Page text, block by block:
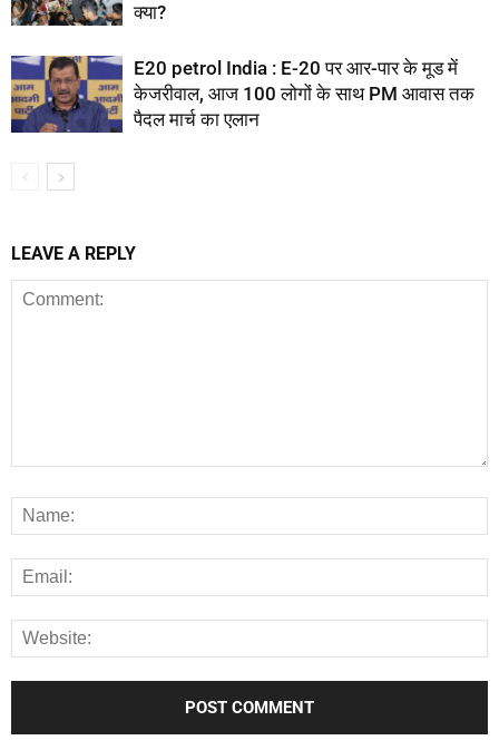
क्या?
E20 petrol India : E-20 पर आर-पार के मूड में
केजरीवाल, आज 100 लोगों के साथ PM आवास तक
पैदल मार्च का एलान
LEAVE A REPLY